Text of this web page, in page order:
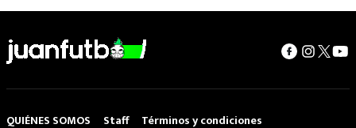
QUIÉNES SOMOS Staff Términos y condiciones